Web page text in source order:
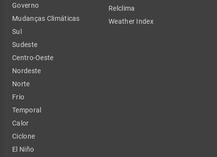
Governo
Mudanças Climáticas
Sul
Sudeste
Centro-Oeste
Nordeste
Norte
Frio
Temporal
Calor
Ciclone
El Niño
Relclima
Weather Index